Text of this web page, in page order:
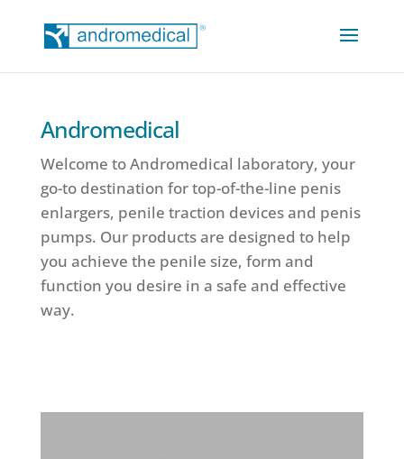
Andromedical
Welcome to Andromedical laboratory, your
go-to destination for top-of-the-line penis
enlargers, penile traction devices and penis
pumps. Our products are designed to help
you achieve the penile size, form and
function you desire in a safe and effective
way.